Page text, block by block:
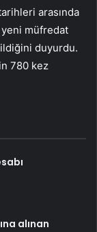
arasında
müfredat
duyurdu.
780 kez
alınan